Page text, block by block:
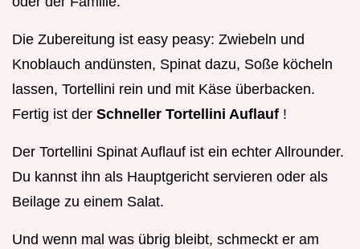
Die Zubereitung ist easy peasy: Zwiebeln und
Knoblauch andünsten, Spinat dazu, Soße köcheln
lassen, Tortellini rein und mit Käse überbacken.
Fertig ist der Schneller Tortellini Auflauf !
Der Tortellini Spinat Auflauf ist ein echter Allrounder.
Du kannst ihn als Hauptgericht servieren oder als
Beilage zu einem Salat.
Und wenn mal was übrig bleibt, schmeckt er am